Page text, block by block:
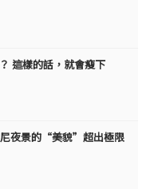
這樣的話，就會瘦下
夜景的“美貌”超出極限